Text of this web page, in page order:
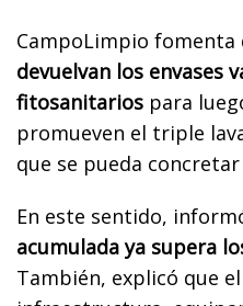
CampoLimpio
devuelvan los envases
fitosanitarios para
promueven el triple
que se pueda
En este sentido,
acumulada ya supera
También, explicó que